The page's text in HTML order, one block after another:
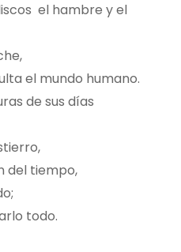
el hambre y el
el mundo humano.
de sus días
del tiempo,
todo.